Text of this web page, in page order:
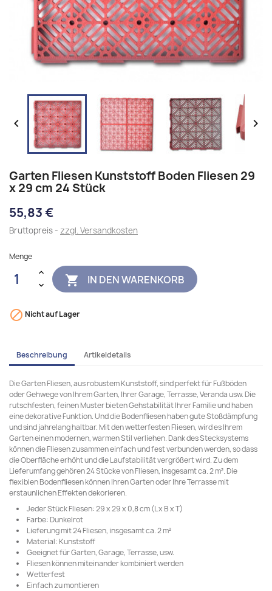
 
Garten Fliesen Kunststoff Boden Fliesen 29
x 29 cm 24 Stück
55,83 €
Bruttopreis zzgl. Versandkosten
Menge
 IN DEN WARENKORB
 Nicht auf Lager
Beschreibung Artikeldetails
Die Garten Fliesen, aus robustem Kunststoff, sind perfekt für Fußböden
oder Gehwege von Ihrem Garten, Ihrer Garage, Terrasse, Veranda usw. Die
rutschfesten, feinen Muster bieten Gehstabilität Ihrer Familie und haben
eine dekorative Funktion. Und die Bodenfliesen haben gute Stoßdämpfung
und sind jahrelang haltbar. Mit den wetterfesten Fliesen, wird es Ihrem
Garten einen modernen, warmen Stil verliehen. Dank des Stecksystems
können die Fliesen zusammen einfach und fest verbunden werden, so dass
die Oberfläche erhöht und die Laufstabilität vergrößert wird. Zu dem
Lieferumfang gehören 24 Stücke von Fliesen, insgesamt ca. 2 m². Die
flexiblen Bodenfliesen können Ihren Garten oder Ihre Terrasse mit
erstaunlichen Effekten dekorieren.
Jeder Stück Fliesen: 29 x 29 x 0,8 cm (L x B x T)
Farbe: Dunkelrot
Lieferung mit 24 Fliesen, insgesamt ca. 2 m²
Material: Kunststoff
Geeignet für Garten, Garage, Terrasse, usw.
Fliesen können miteinander kombiniert werden
Wetterfest
Einfach zu montieren